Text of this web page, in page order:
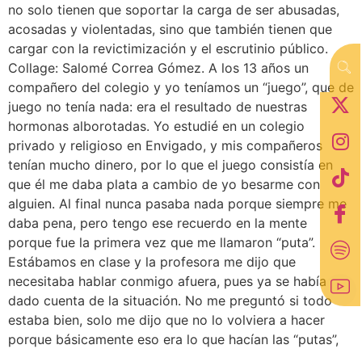
no solo tienen que soportar la carga de ser abusadas,
acosadas y violentadas, sino que también tienen que
cargar con la revictimización y el escrutinio público.
Collage: Salomé Correa Gómez. A los 13 años un
compañero del colegio y yo teníamos un “juego”, que de
juego no tenía nada: era el resultado de nuestras
hormonas alborotadas. Yo estudié en un colegio
privado y religioso en Envigado, y mis compañeros
tenían mucho dinero, por lo que el juego consistía en
que él me daba plata a cambio de yo besarme con
alguien. Al final nunca pasaba nada porque siempre me
daba pena, pero tengo ese recuerdo en la mente
porque fue la primera vez que me llamaron “puta”.
Estábamos en clase y la profesora me dijo que
necesitaba hablar conmigo afuera, pues ya se había
dado cuenta de la situación. No me preguntó si todo
estaba bien, solo me dijo que no lo volviera a hacer
porque básicamente eso era lo que hacían las “putas”,